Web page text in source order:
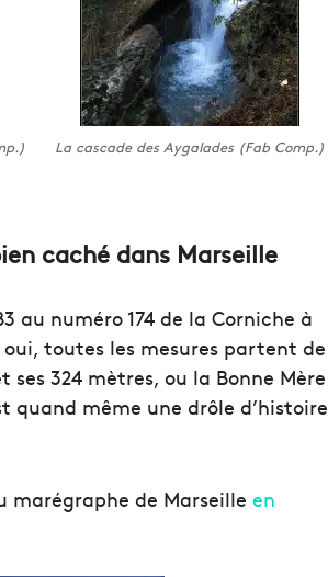
La cascade des Aygalades (Fab Comp.)
caché dans Marseille
au numéro 174 de la Corniche à
toutes les mesures partent de
324 mètres, ou la Bonne Mère
quand même une drôle d’histoire
marégraphe de Marseille en